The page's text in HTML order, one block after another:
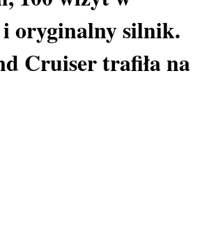
oryginalny silnik.
Cruiser trafiła na